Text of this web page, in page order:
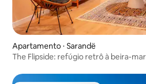
Apartamento ⋅ Sarandë
The Flipside: refúgio retrô à beira-